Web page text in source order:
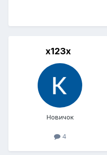
x123x
Новичок
4